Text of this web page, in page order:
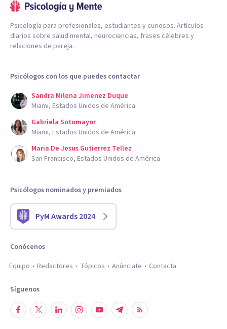
Psicología para profesionales, estudiantes y curiosos. Artículos
diarios sobre salud mental, neurociencias, frases célebres y
relaciones de pareja.
Psicólogos con los que puedes contactar
Sandra Milena Jimenez Duque
Miami, Estados Unidos de América
Gabriela Sotomayor
Miami, Estados Unidos de América
Maria De Jesus Gutierrez Tellez
San Francisco, Estados Unidos de América
Psicólogos nominados y premiados
PyM Awards 2024
Conócenos
Equipo
Redactores Tópicos Anúnciate Contacta
Síguenos